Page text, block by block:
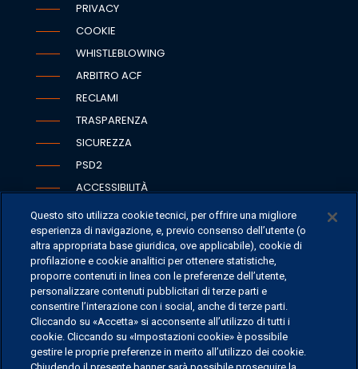
PRIVACY
COOKIE
WHISTLEBLOWING
ARBITRO ACF
RECLAMI
TRASPARENZA
SICUREZZA
PSD2
ACCESSIBILITÀ
SEDI
CONTATTI
CONTATTI PER I MEDIA
FAQ
LAVORA CON NOI
Questo sito utilizza cookie tecnici, per offrire una migliore
esperienza di navigazione, e, previo consenso dell’utente (o
altra appropriata base giuridica, ove applicabile), cookie di
profilazione e cookie analitici per ottenere statistiche,
proporre contenuti in linea con le preferenze dell’utente,
personalizzare contenuti pubblicitari di terze parti e
consentire l’interazione con i social, anche di terze parti.
Cliccando su «Accetta» si acconsente all’utilizzo di tutti i
cookie. Cliccando su «Impostazioni cookie» è possibile
gestire le proprie preferenze in merito all’utilizzo dei cookie.